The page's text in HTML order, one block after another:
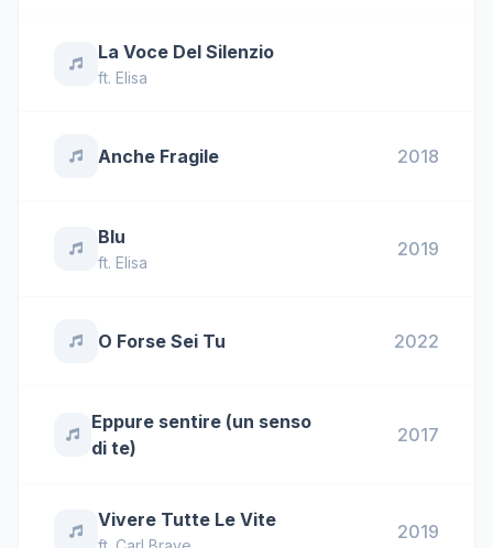
La Voce Del Silenzio
ft. Elisa
Anche Fragile 2018
Blu
ft. Elisa
2019
O Forse Sei Tu 2022
Eppure sentire (un senso
di te)
2017
Vivere Tutte Le Vite
2019